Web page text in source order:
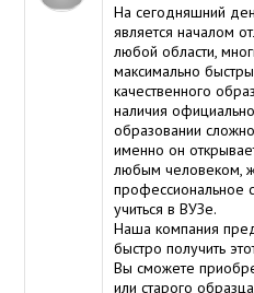
На сегодняшний
является началом
любой области,
максимально
качественного
наличия
образовании
именно он
любым человеком,
профессиональное
учиться в ВУЗе.
Наша компания
быстро получить
Вы сможете
или старого